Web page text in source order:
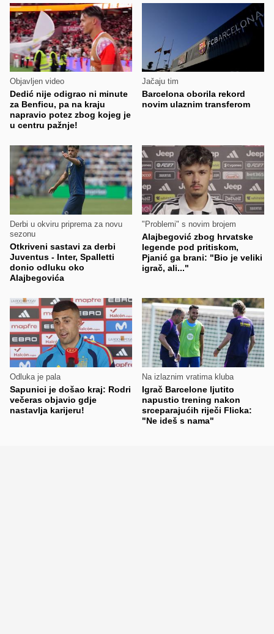
Objavljen video
Dedić nije odigrao ni minute
za Benficu, pa na kraju
napravio potez zbog kojeg je
u centru pažnje!
Jačaju tim
Barcelona oborila rekord
novim ulaznim transferom
Derbi u okviru priprema za novu
sezonu
Otkriveni sastavi za derbi
Juventus - Inter, Spalletti
donio odluku oko
Alajbegovića
"Problemi" s novim brojem
Alajbegović zbog hrvatske
legende pod pritiskom,
Pjanić ga brani: "Bio je veliki
igrač, ali..."
Odluka je pala
Sapunici je došao kraj: Rodri
večeras objavio gdje
nastavlja karijeru!
Na izlaznim vratima kluba
Igrač Barcelone ljutito
napustio trening nakon
srceparajućih riječi Flicka:
"Ne ideš s nama"